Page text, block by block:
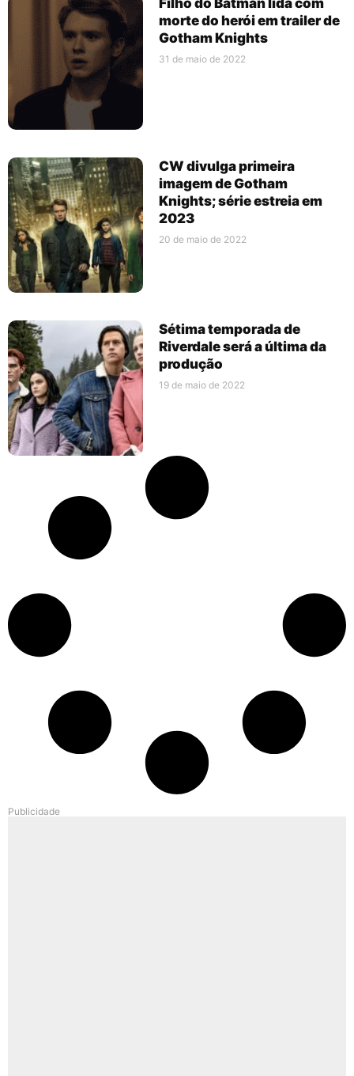
morte do herói em trailer de
Gotham Knights
31 de maio de 2022
CW divulga primeira
imagem de Gotham
Knights; série estreia em
2023
20 de maio de 2022
Sétima temporada de
Riverdale será a última da
produção
19 de maio de 2022
Publicidade